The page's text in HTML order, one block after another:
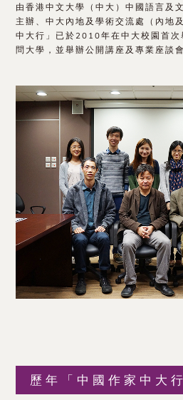
交
流
（內
地
區）
由香港中文大學（中大）中國語言及
主辦、中大內地及學術交流處（內地
中大行」已於2010年在中大校園首
問大學，並舉辦公開講座及專業座談
歷年「中國作家中大